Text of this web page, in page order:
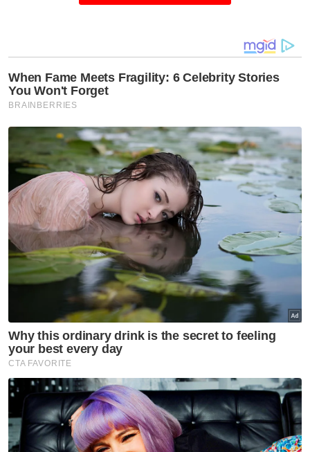
terhadap import minyak sawit dan produk
berkaitan dari sebuah syarikat Malaysia
kerana berlaku penggunaan buruh paksa
dalam proses pengeluaran berkenaan
setelah siasatan selama setahun dilakukan.
ARTIKEL BERKAITAN:AS larang import
produk minyak sawit FGV
Kerajaan akan siasat dakwaan FGV guna
buruh paksa
CBP akan mengeluarkan arahan untuk
menahan kemasukan produk sawit dan
minyak sawit dari FGV Holding Berhad di
pelabuhan mengikut undang-undang
persekutuan yang melarang import
barangan dihasilkan oleh buruh paksa.
Artikel Berkaitan:
Gagal ekstrak data, CVR akan dihantar ke Amerika
Syarikat
Malaysia komited perangi buruh paksa
Gagal seludup ketum AS$1.1 bilion ke Amerika